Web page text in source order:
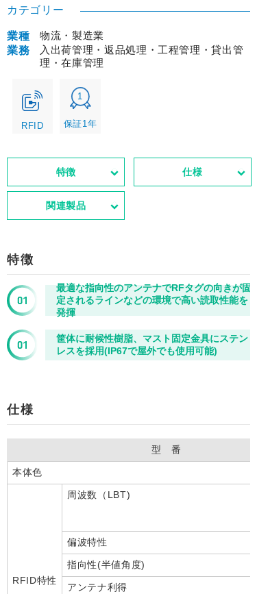
カテゴリー
業種
物流・製造業
業務
入出荷管理・返品処理・工程管理・貸出管
理・在庫管理
RFID
1
保証1年
特徴 仕様
関連製品
特徴
最適な指向性のアンテナでRFタグの向きが固
定されるラインなどの環境で高い読取性能を
発揮
筐体に耐候性樹脂、マスト固定金具にステン
レスを採用(IP67で屋外でも使用可能)
仕様
型 番
本体色
RFID特性
周波数（LBT)
偏波特性
指向性(半値角度)
アンテナ利得